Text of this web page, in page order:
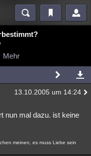
Videos
Mystery Kriminalfälle
Ufologie
Mehr
13.10.2005 um 14:24
nun mal dazu. ist keine
meinen, es muss Liebe sein